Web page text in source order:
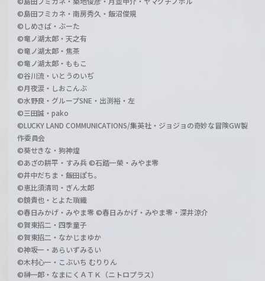
©島田フミカネ・南房秀久・飯沼俊規
©しめさば・ぶーた
©竜ノ湖太郎・天之有
©竜ノ湖太郎・焦茶
©竜ノ湖太郎・ももこ
©谷川流・いとうのいぢ
©月夜涙・しおこんぶ
©水野良・グループSNE・出渕裕・左
©三田誠・pako
©LUCKY LAND COMMUNICATIONS/集英社・ジョジョの奇妙な冒険GW製
作委員会
©葵せきな・狗神煌
©あざの耕平・すみ兵 ©石踏一榮・みやま零
©井中だちま・飯田ぽち。
©恵比須清司・ぎん太郎
©鏡貴也・とよた瑣織
©春日みかげ・みやま零 ©春日みかげ・みやま零・深井涼介
©賀東招二・四季童子
©賀東招二・なかじまゆか
©神坂一・あらいずみるい
©木村心一・こぶいち むりりん
©榊一郎・なまにくＡＴＫ（ニトロプラス）